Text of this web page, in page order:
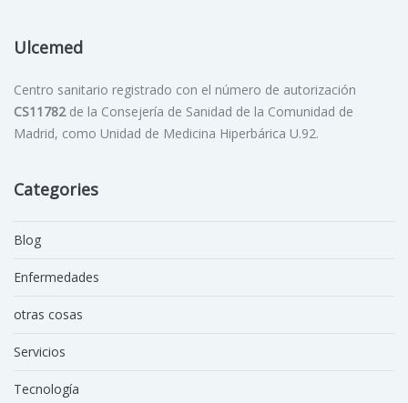
Ulcemed
Centro sanitario registrado con el número de autorización
CS11782de la Consejería de Sanidad de la Comunidad de
Madrid, como Unidad de Medicina Hiperbárica U.92.
Categories
Blog
Enfermedades
otras cosas
Servicios
Tecnología